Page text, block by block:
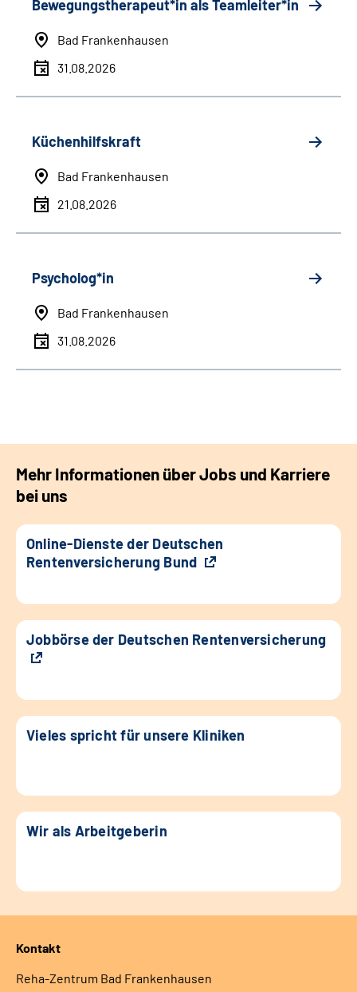
Bewegungstherapeut*in als Teamleiter*in
Bad Frankenhausen
31.08.2026
Küchenhilfskraft
Bad Frankenhausen
21.08.2026
Psycholog*in
Bad Frankenhausen
31.08.2026
Mehr Informationen über Jobs und Karriere
bei uns
Online-Dienste der Deutschen
Rentenversicherung Bund
Jobbörse der Deutschen Rentenversicherung
Vieles spricht für unsere Kliniken
Wir als Arbeitgeberin
Kontakt
Reha-Zentrum Bad Frankenhausen